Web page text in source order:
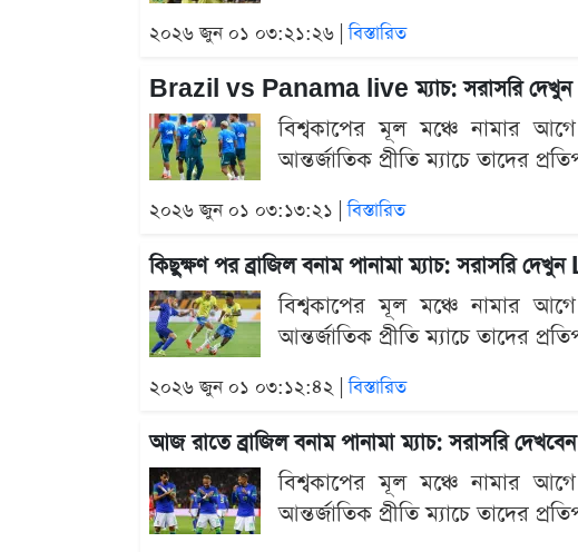
২০২৬ জুন ০১ ০৩:২১:২৬ |বিস্তারিত
Brazil vs Panama live ম্যাচ: সরাসরি দেখুন
বিশ্বকাপের মূল মঞ্চে নামার আগে
আন্তর্জাতিক প্রীতি ম্যাচে তাদের
২০২৬ জুন ০১ ০৩:১৩:২১ |বিস্তারিত
কিছুক্ষণ পর ব্রাজিল বনাম পানামা ম্যাচ: সরাসরি
বিশ্বকাপের মূল মঞ্চে নামার আগে
আন্তর্জাতিক প্রীতি ম্যাচে তাদের
২০২৬ জুন ০১ ০৩:১২:৪২ |বিস্তারিত
আজ রাতে ব্রাজিল বনাম পানামা ম্যাচ: সরাসরি
বিশ্বকাপের মূল মঞ্চে নামার আগে
আন্তর্জাতিক প্রীতি ম্যাচে তাদের